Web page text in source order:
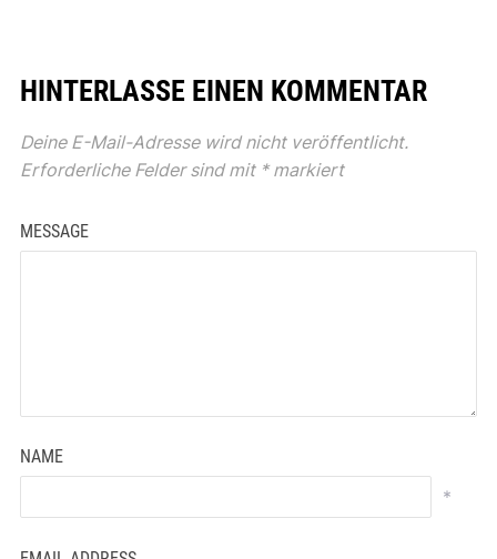
HINTERLASSE EINEN KOMMENTAR
Deine E-Mail-Adresse wird nicht veröffentlicht.
Erforderliche Felder sind mit *markiert
MESSAGE
NAME
*